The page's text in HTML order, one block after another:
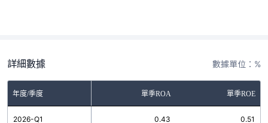
詳細數據 數據單位：%
年度/季度 單季ROA 單季ROE
2026-Q1 0.43 0.51